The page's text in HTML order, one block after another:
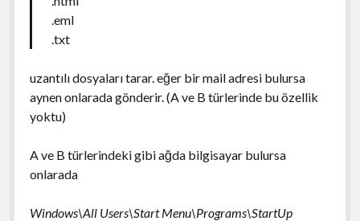
.eml
.txt
uzantılı dosyaları tarar. eğer bir mail adresi bulursa
aynen onlarada gönderir. (A ve B türlerinde bu özellik
yoktu)
A ve B türlerindeki gibi ağda bilgisayar bulursa
onlarada
Windows\All Users\Start Menu\Programs\StartUp